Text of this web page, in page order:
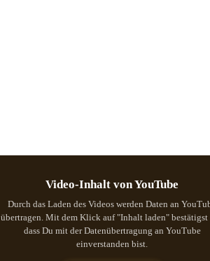
Video-Inhalt von YouTube
Durch das Laden des Videos werden Daten an
übertragen. Mit dem Klick auf "Inhalt laden" bestätigst
dass Du mit der Datenübertragung an YouTube
einverstanden bist.